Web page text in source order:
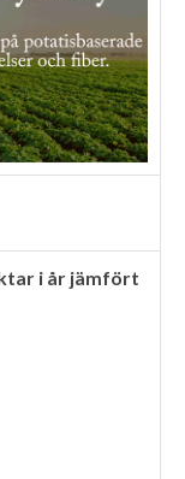
i år jämfört